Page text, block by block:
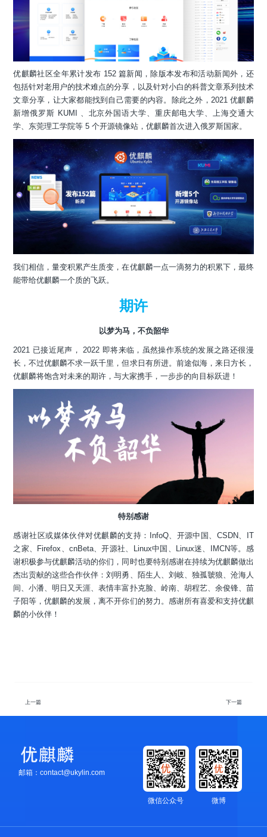
优麒麟社区全年累计发布 152 篇新闻，除版本发布和活动新闻外，还
包括针对老用户的技术难点的分享，以及针对小白的科普文章系列技术
文章分享，让大家都能找到自己需要的内容。除此之外，2021 优麒麟
新增俄罗斯 KUMI 、北京外国语大学、重庆邮电大学、上海交通大
学、东莞理工学院等 5 个开源镜像站，优麒麟首次进入俄罗斯国家。
我们相信，量变积累产生质变，在优麒麟一点一滴努力的积累下，最终
能带给优麒麟一个质的飞跃。
期许
以梦为马，不负韶华
2021 已接近尾声， 2022 即将来临，虽然操作系统的发展之路还很漫
长，不过优麒麟不求一跃千里，但求日有所进。前途似海，来日方长，
优麒麟将饱含对未来的期许，与大家携手，一步步的向目标跃进！
特别感谢
感谢社区或媒体伙伴对优麒麟的支持：InfoQ、开源中国、CSDN、IT
之家、Firefox、cnBeta、开源社、Linux中国、Linux迷、IMCN等。感
谢积极参与优麒麟活动的你们，同时也要特别感谢在持续为优麒麟做出
杰出贡献的这些合作伙伴：刘明勇、陌生人、刘岐、独孤虢狼、沧海人
间、小潘、明日又天涯、表情丰富扑克脸、岭南、胡程艺、余俊锋、苗
子阳等，优麒麟的发展，离不开你们的努力。感谢所有喜爱和支持优麒
麟的小伙伴！
上一篇 下一篇
邮箱：contact@ukylin.com
微博
微信公众号